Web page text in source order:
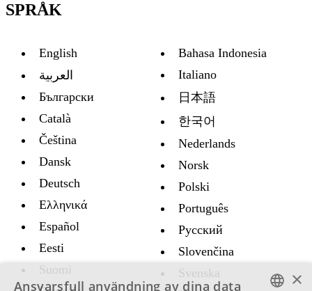
SPRÅK
English
العربية
Български
Català
Čeština
Dansk
Deutsch
Ελληνικά
Español
Eesti
Suomi
Bahasa Indonesia
Italiano
日本語
한국어
Nederlands
Norsk
Polski
Português
Русский
Slovenčina
Svenska
×
Ansvarsfull användning av dina data